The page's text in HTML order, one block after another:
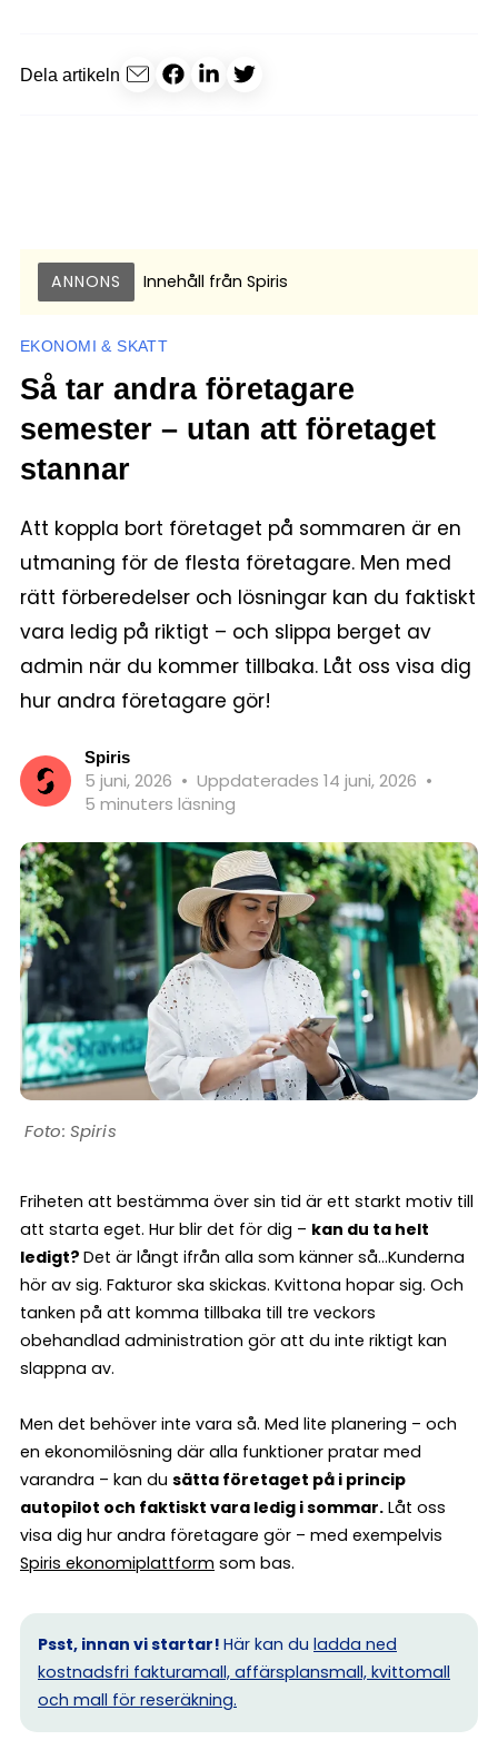
Dela artikeln
ANNONS Innehåll från Spiris
EKONOMI & SKATT
Så tar andra företagare
semester – utan att företaget
stannar
Att koppla bort företaget på sommaren är en
utmaning för de flesta företagare. Men med
rätt förberedelser och lösningar kan du faktiskt
vara ledig på riktigt – och slippa berget av
admin när du kommer tillbaka. Låt oss visa dig
hur andra företagare gör!
Spiris
5 juni, 2026 • Uppdaterades 14 juni, 2026 •
5 minuters läsning
Spiris
Friheten att bestämma över sin tid är ett starkt motiv till
att starta eget. Hur blir det för dig – kan du ta helt
ledigt? Det är långt ifrån alla som känner så…Kunderna
hör av sig. Fakturor ska skickas. Kvittona hopar sig. Och
tanken på att komma tillbaka till tre veckors
obehandlad administration gör att du inte riktigt kan
slappna av.
Men det behöver inte vara så. Med lite planering – och
en ekonomilösning där alla funktioner pratar med
varandra – kan du sätta företaget på i princip
autopilot och faktiskt vara ledig i sommar. Låt oss
visa dig hur andra företagare gör – med exempelvis
Spiris ekonomiplattform som bas.
Psst, innan vi startar! Här kan du ladda ned
kostnadsfri fakturamall, affärsplansmall, kvittomall
och mall för reseräkning.